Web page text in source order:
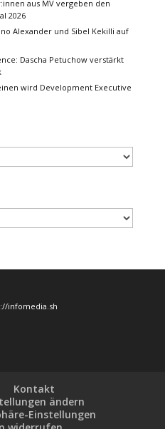
aus MV vergeben den
2026
Alexander und Sibel Kekilli auf
Dascha Petuchow verstärkt
wird Development Executive
infomedia.sh
Kontakt
ändern
Einstellungen